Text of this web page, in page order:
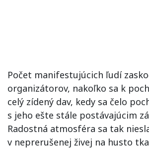
Počet manifestujúcich ľudí
organizátorov, nakoľko sa k
celý zídený dav, kedy sa čelo
s jeho ešte stále postávajúcim
Radostná atmosféra sa tak
v neprerušenej živej na husto